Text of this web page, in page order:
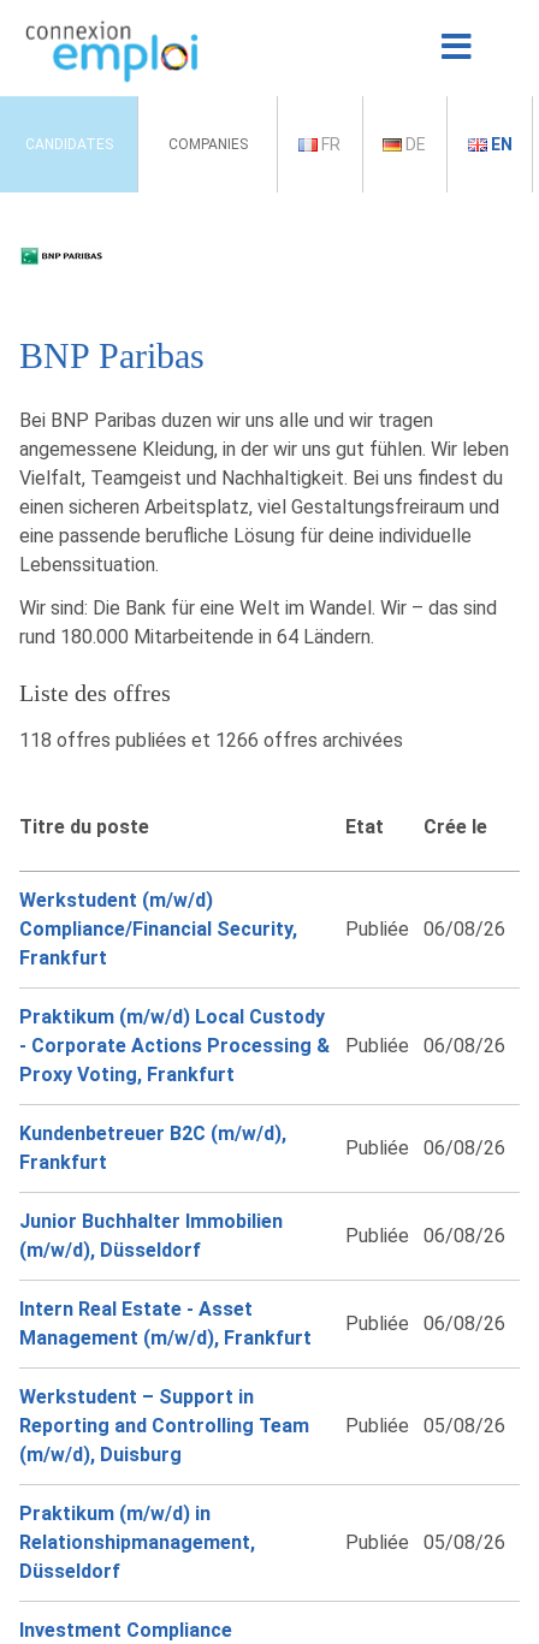
CANDIDATES COMPANIES FR DE EN
BNP Paribas
Bei BNP Paribas duzen wir uns alle und wir tragen
angemessene Kleidung, in der wir uns gut fühlen. Wir leben
Vielfalt, Teamgeist und Nachhaltigkeit. Bei uns findest du
einen sicheren Arbeitsplatz, viel Gestaltungsfreiraum und
eine passende berufliche Lösung für deine individuelle
Lebenssituation.
Wir sind: Die Bank für eine Welt im Wandel. Wir – das sind
rund 180.000 Mitarbeitende in 64 Ländern.
Liste des offres
118 offres publiées et 1266 offres archivées
Titre du poste Etat Crée le
Werkstudent (m/w/d)
Compliance/Financial Security,
Frankfurt
Publiée 06/08/26
Praktikum (m/w/d) Local Custody
- Corporate Actions Processing &
Proxy Voting, Frankfurt
Publiée 06/08/26
Kundenbetreuer B2C (m/w/d),
Frankfurt
Publiée 06/08/26
Junior Buchhalter Immobilien
(m/w/d), Düsseldorf
Publiée 06/08/26
Intern Real Estate - Asset
Management (m/w/d), Frankfurt
Publiée 06/08/26
Werkstudent – Support in
Reporting and Controlling Team
(m/w/d), Duisburg
Publiée 05/08/26
Praktikum (m/w/d) in
Relationshipmanagement,
Düsseldorf
Publiée 05/08/26
Investment Compliance